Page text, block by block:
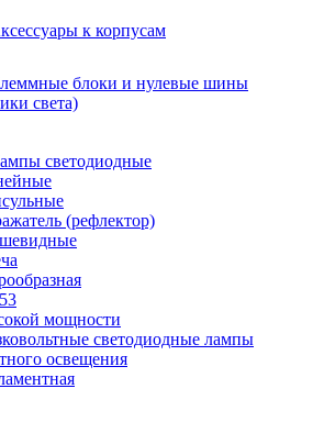
к корпусам
блоки и нулевые шины
света)
светодиодные
(рефлектор)
мощности
светодиодные лампы
освещения